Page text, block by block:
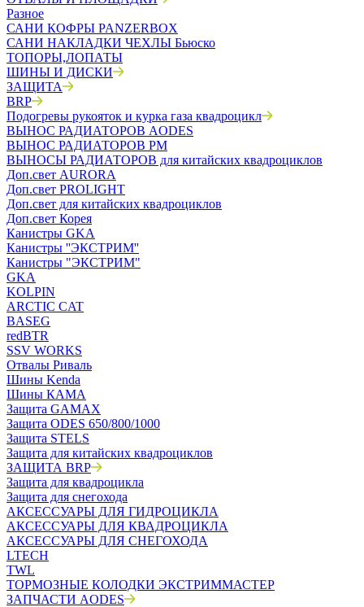
Разное
САНИ КОФРЫ PANZERBOX
САНИ НАКЛАДКИ ЧЕХЛЫ Бьюско
ТОПОРЫ,ЛОПАТЫ
ШИНЫ И ДИСКИ
ЗАЩИТА
BRP
Подогревы рукояток и курка газа квадроцикл
ВЫНОС РАДИАТОРОВ AODES
ВЫНОС РАДИАТОРОВ РМ
ВЫНОСЫ РАДИАТОРОВ для китайских квадроциклов
Доп.свет AURORA
Доп.свет PROLIGHT
Доп.свет для китайских квадроциклов
Доп.свет Корея
Канистры GKA
Канистры ''ЭКСТРИМ''
Канистры "ЭКСТРИМ"
GKA
KOLPIN
ARCTIC CAT
BASEG
redBTR
SSV WORKS
Отвалы Риваль
Шины Kenda
Шины КАМА
Защита GAMAX
Защита ODES 650/800/1000
Защита STELS
Защита для китайских квадроциклов
ЗАЩИТА BRP
Защита для квадроцикла
Защита для снегохода
АКСЕССУАРЫ ДЛЯ ГИДРОЦИКЛА
АКСЕССУАРЫ ДЛЯ КВАДРОЦИКЛА
АКСЕССУАРЫ ДЛЯ СНЕГОХОДА
LTECH
TWL
ТОРМОЗНЫЕ КОЛОДКИ ЭКСТРИММАСТЕР
ЗАПЧАСТИ AODES